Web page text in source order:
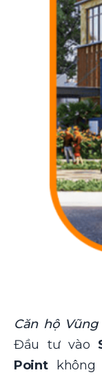
Căn hộ Vũng
Đầu tư vào
Pointkhông